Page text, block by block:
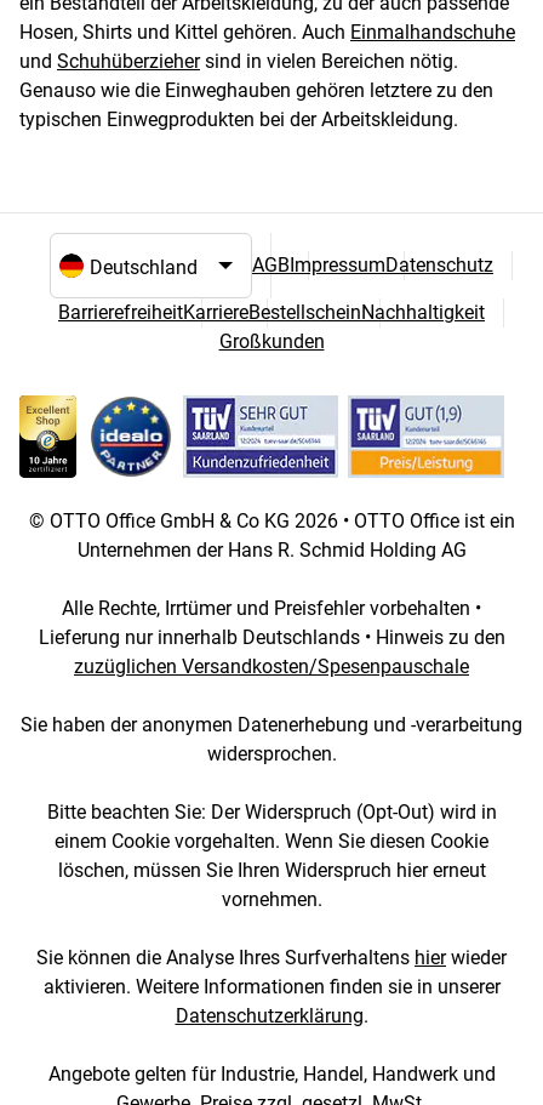
Hosen, Shirts und Kittel gehören. Auch Einmalhandschuhe
und Schuhüberziehersind in vielen Bereichen nötig.
Genauso wie die Einweghauben gehören letztere zu den
typischen Einwegprodukten bei der Arbeitskleidung.
Sprach- und Landesauswahl
AGBImpressumDatenschutz
BarrierefreiheitKarriereBestellscheinNachhaltigkeit
Großkunden
© OTTO Office GmbH & Co KG 2026 • OTTO Office ist ein
Unternehmen der Hans R. Schmid Holding AG
Alle Rechte, Irrtümer und Preisfehler vorbehalten •
Lieferung nur innerhalb Deutschlands • Hinweis zu den
zuzüglichen Versandkosten/Spesenpauschale
Sie haben der anonymen Datenerhebung und -verarbeitung
widersprochen.
Bitte beachten Sie: Der Widerspruch (Opt-Out) wird in
einem Cookie vorgehalten. Wenn Sie diesen Cookie
löschen, müssen Sie Ihren Widerspruch hier erneut
vornehmen.
Sie können die Analyse Ihres Surfverhaltens hierwieder
aktivieren. Weitere Informationen finden sie in unserer
Datenschutzerklärung.
Angebote gelten für Industrie, Handel, Handwerk und